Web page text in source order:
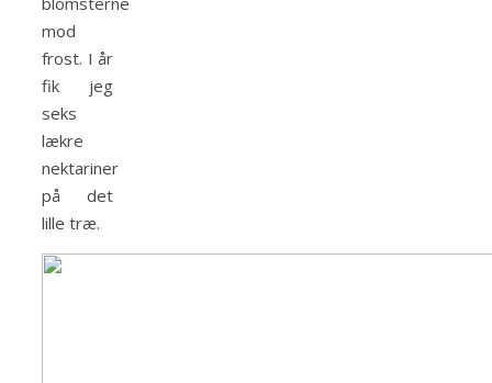
mod
frost. I år
fik jeg
seks
lækre
nektariner
på det
lille træ.